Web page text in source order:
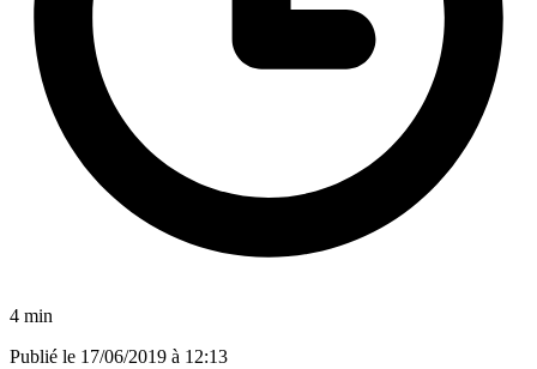
4 min
Publié le 17/06/2019 à 12:13